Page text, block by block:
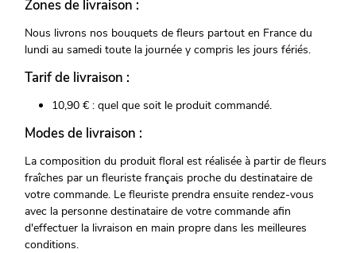
Zones de livraison :
Nous livrons nos bouquets de fleurs partout en France du
lundi au samedi toute la journée y compris les jours fériés.
Tarif de livraison :
10,90 € : quel que soit le produit commandé.
Modes de livraison :
La composition du produit floral est réalisée à partir de fleurs
fraîches par un fleuriste français proche du destinataire de
votre commande. Le fleuriste prendra ensuite rendez-vous
avec la personne destinataire de votre commande afin
d'effectuer la livraison en main propre dans les meilleures
conditions.